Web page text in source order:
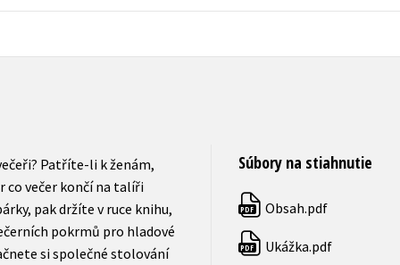
Patříte-li k ženám,
co večer končí na talíři
pak držíte v ruce knihu,
pokrmů pro hladové
si společné stolování
Súbory na stiahnutie
PDF Obsah.pdf
PDF Ukážka.pdf